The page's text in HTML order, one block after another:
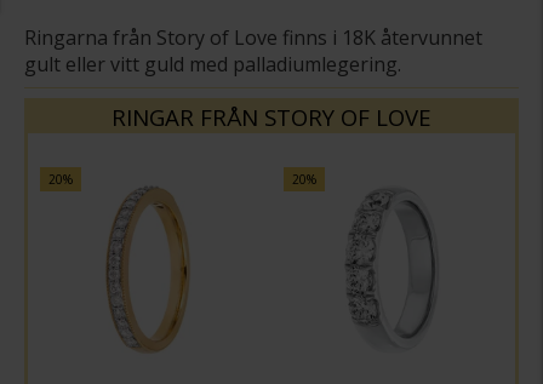
Ringarna från Story of Love finns i 18K återvunnet
gult eller vitt guld med palladiumlegering.
RINGAR FRÅN STORY OF LOVE
20% 20%